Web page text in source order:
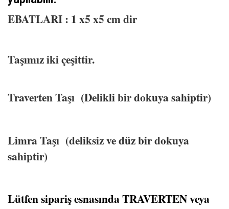
EBATLARI : 1 x5 x5 cm dir
Taşımız iki çeşittir.
Traverten Taşı (Delikli bir dokuya sahiptir)
Limra Taşı (deliksiz ve düz bir dokuya
sahiptir)
Lütfen sipariş esnasında TRAVERTEN veya